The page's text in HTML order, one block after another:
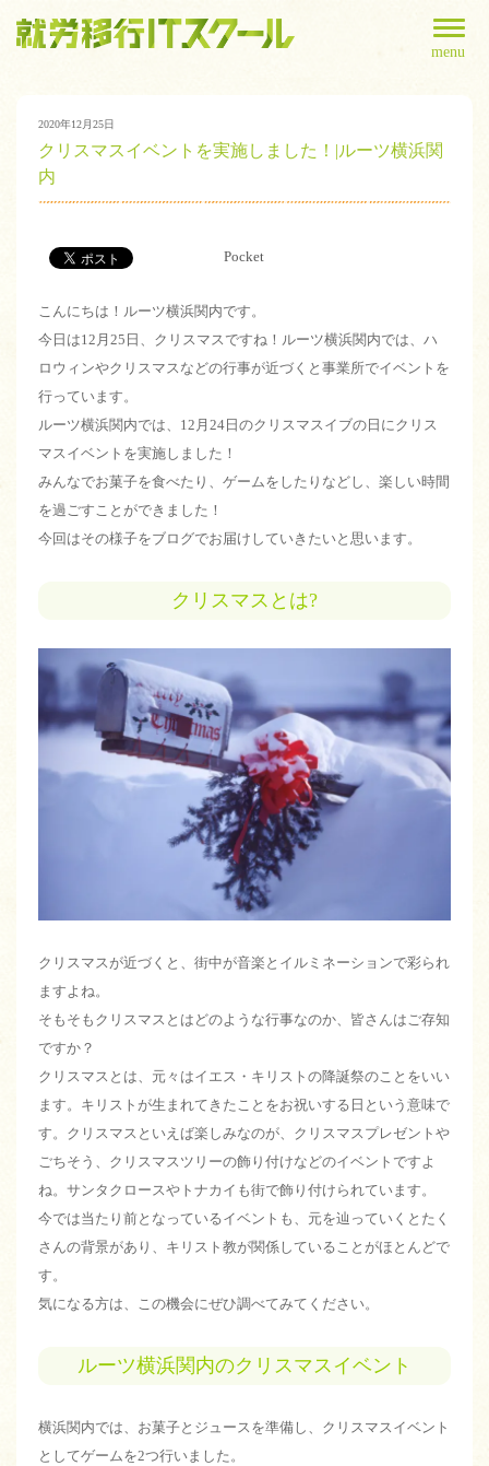
menu
2020年12月25日
クリスマスイベントを実施しました！|ルーツ横浜関
内
Pocket
こんにちは！ルーツ横浜関内です。
今日は12月25日、クリスマスですね！ルーツ横浜関内では、ハ
ロウィンやクリスマスなどの行事が近づくと事業所でイベントを
行っています。
ルーツ横浜関内では、12月24日のクリスマスイブの日にクリス
マスイベントを実施しました！
みんなでお菓子を食べたり、ゲームをしたりなどし、楽しい時間
を過ごすことができました！
今回はその様子をブログでお届けしていきたいと思います。
クリスマスとは?
クリスマスが近づくと、街中が音楽とイルミネーションで彩られ
ますよね。
そもそもクリスマスとはどのような行事なのか、皆さんはご存知
ですか？
クリスマスとは、元々はイエス・キリストの降誕祭のことをいい
ます。キリストが生まれてきたことをお祝いする日という意味で
す。クリスマスといえば楽しみなのが、クリスマスプレゼントや
ごちそう、クリスマスツリーの飾り付けなどのイベントですよ
ね。サンタクロースやトナカイも街で飾り付けられています。
今では当たり前となっているイベントも、元を辿っていくとたく
さんの背景があり、キリスト教が関係していることがほとんどで
す。
気になる方は、この機会にぜひ調べてみてください。
ルーツ横浜関内のクリスマスイベント
横浜関内では、お菓子とジュースを準備し、クリスマスイベント
としてゲームを2つ行いました。